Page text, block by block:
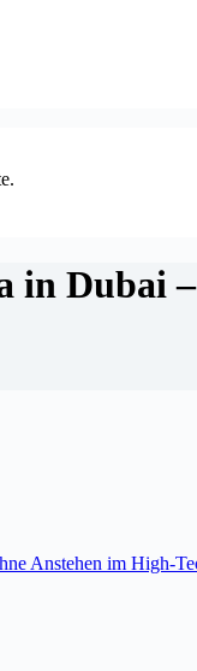
in Dubai
Anstehen im High-